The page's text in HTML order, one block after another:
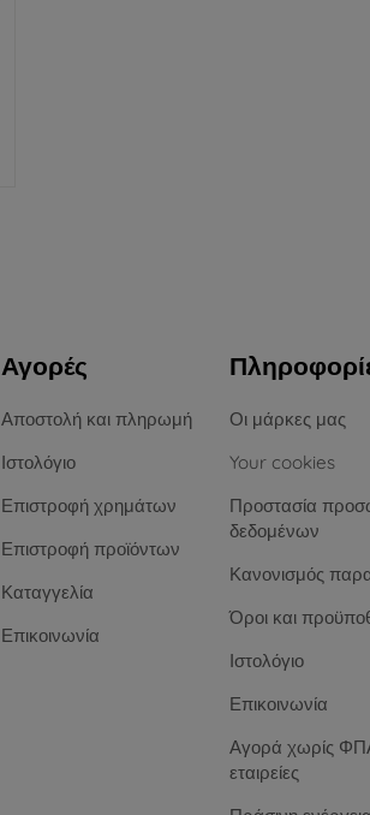
Αγορές
Αποστολή και πληρωμή
Ιστολόγιο
Επιστροφή χρημάτων
Επιστροφή προϊόντων
Καταγγελία
Επικοινωνία
Οι μάρκες μας
Your cookies
Προστασία
δεδομένων
Κανονισμός
Όροι και
Ιστολόγιο
Επικοινωνία
Αγορά χωρίς
εταιρείες